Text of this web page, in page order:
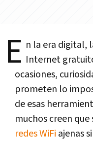
E n la era digital,
Internet
ocasiones,
prometen lo
de esas
muchos creen
redes WiFi ajenas